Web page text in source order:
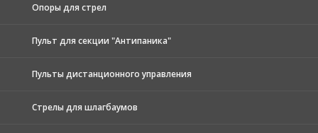
Опоры для стрел
Пульт для секции "Антипаника"
Пульты дистанционного управления
Стрелы для шлагбаумов